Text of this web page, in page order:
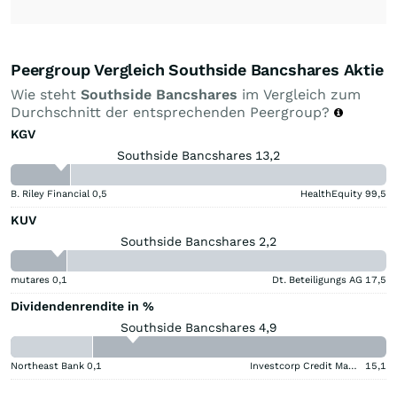
Peergroup Vergleich Southside Bancshares Aktie
Wie steht Southside Bancshares im Vergleich zum
Durchschnitt der entsprechenden Peergroup?
KGV
Southside Bancshares 13,2
B. Riley Financial 0,5 HealthEquity 99,5
KUV
Southside Bancshares 2,2
mutares 0,1 Dt. Beteiligungs AG 17,5
Dividendenrendite in %
Southside Bancshares 4,9
Northeast Bank 0,1 Investcorp Credit Management BDC 15,1